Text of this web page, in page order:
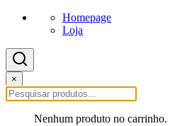
Homepage
Loja
×
Nenhum produto no carrinho.